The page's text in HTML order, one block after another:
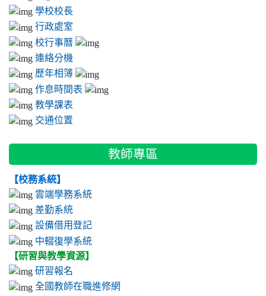
名
高子媛同學榮獲「桃園市109年度語文競賽決賽」客語朗讀全
市第二名
賀本校參加技藝競賽餐旅職群榮獲佳績 902 蔡孟娟 飲料調製 第二名
本校榮獲107學年推動客語生活學校計畫績優學校
本校學生通過108年度客語初級認證共24人，通過客語中級認證共8
人！獲得「桃園市客語能力認證團體報名獎勵」小學校組第一名
客語生活學校全國決賽~本校榮獲 口說相聲組全國賽第2名、客語戲劇
賀 全市國語文決賽 ～蔡旻軒獲客語演說第二名，高子媛同學獲得客語
108秋季盃全國田徑公開賽-- 鍾兆妍國女組400公尺金牌 鍾兆貞國女組
100公尺跨欄成績15秒32 第四名 梁姿儀國女組100公尺成績13秒14第
五名 陳少軒國男組110公尺跨欄成績15秒35 第六名 陳廷佑國男組400
公尺成績52秒85第六名 陳禹丞國女鏈球第七名成績31公尺66
賀 本校林志忠、葉芳君老師指導學生曾愷勳、葉紫婷、
袁政宏代表桃園市參加全國第59屆科展賽，榮獲全國第2
名！ 本校參加「2019桃園市客語說故事比賽」榮獲第一名1人(葉欣
怡)；第三名1人(高子媛)；優等3人(徐書筠、蔡旻軒、鄭淑謹)； 甲等3
人(陳如萍、姜綵婷、薛雅文)；小尖兵1人(莊晉權)
學校校長
行政處室
校行事曆
連絡分機
歷年相簿
作息時間表
教學課表
交通位置
教師專區
【校務系統】
雲端學務系統
差勤系統
設備借用登記
中輟復學系統
【研習與教學資源】
研習報名
全國教師在職進修網